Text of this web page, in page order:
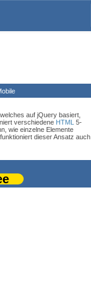
, welches auf jQuery basiert,
verschiedene HTML 5-
wie einzelne Elemente
dieser Ansatz auch